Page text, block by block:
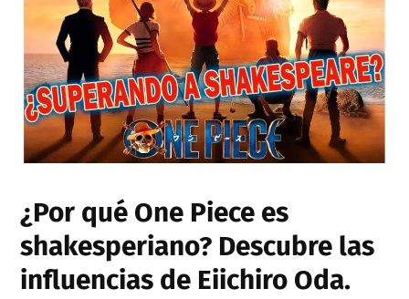
¿Por qué One Piece es
shakesperiano? Descubre las
influencias de Eiichiro Oda.